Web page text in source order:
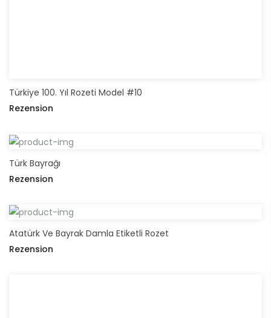
Türkiye 100. Yıl Rozeti Model #10
Rezension
Türk Bayrağı
Rezension
Atatürk Ve Bayrak Damla Etiketli Rozet
Rezension